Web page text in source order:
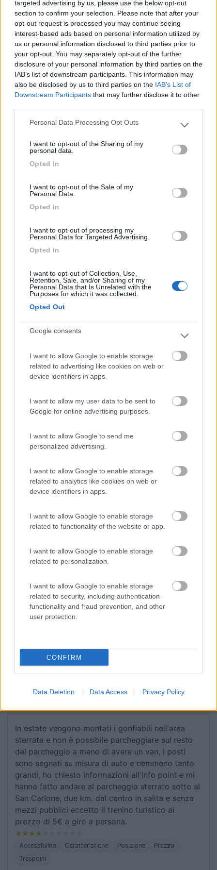
targeted advertising by us, please use the below opt-out
section to confirm your selection. Please note that after your
opt-out request is processed you may continue seeing
interest-based ads based on personal information utilized by
us or personal information disclosed to third parties prior to
your opt-out. You may separately opt-out of the further
disclosure of your personal information by third parties on the
IAB’s list of downstream participants. This information may
also be disclosed by us to third parties on the IAB’s List of
Downstream Participants that may further disclose it to other
Please note that this website/app uses one or more Google
not limited to your visit or usage behaviour. You may click to
use your data for below specified purposes in below Google
Personal Data Processing Opt Outs
I want to opt-out of the Sharing of my
personal data.
Opted In
I want to opt-out of the Sale of my
Personal Data.
Opted In
I want to opt-out of processing my
Personal Data for Targeted Advertising.
Opted In
I want to opt-out of Collection, Use,
Retention, Sale, and/or Sharing of my
Personal Data that Is Unrelated with the
Purposes for which it was collected.
Opted Out
Google consents
I want to allow Google to enable storage
related to advertising like cookies on web or
device identifiers in apps.
I want to allow my user data to be sent to
Google for online advertising purposes.
I want to allow Google to send me
personalized advertising.
I want to allow Google to enable storage
related to analytics like cookies on web or
device identifiers in apps.
I want to allow Google to enable storage
related to functionality of the website or app.
I want to allow Google to enable storage
related to personalization.
I want to allow Google to enable storage
related to security, including authentication
functionality and fraud prevention, and other
user protection.
CONFIRM
Data Deletion Data Access Privacy Policy
Caratteristiche Posizione
Cmolit 09/07/2018 15:22
Area occupata da giostrai con gonfiabili, ma senza
nessuna segnalazione da parte del Comune, molto
scorretto, inoltre sembra che abbiano acqua e
elettricità, quindi vuol due che è possibile fare di
più per questa area di sosta!
Topolino34
Ottima area sosta in riva al lago. Spaziosa e
comune così ricco non sia in grado di fare gli
inquinamento lago!
Yuri240816 16/04/2018 19:31
stazione ferroviaria, mancano carico e scarico
Posizione Prezzo Servizi Trasporti
Nell'area verde accanto al parcheggio è possibile
settimana anche questa zona si riempie di auto a
partire dalle 8 del mattino, quando il piazzale
praticamente libera.
Accessibilità Caratteristiche
Rhye 30/07/2017 0:00
Nell'Area Camper c'erano i gonfiabili (come già
descritto), avendo un camper puro non è stato un
parcheggio, ho visto diversi mansardati prendere
due posti auto senza problemi. La sera c'è un po'
di traffico per la vicinanza al lungolago. Assenza
quasi totale di ombra (se non nel lato più distante
In estate vengono montati i gonfiabili nell'area
sterrata e non è possibile parcheggiare sul resto
del parcheggio a meno di avere un van, i posti
sono segnati su misura di auto e nemmeno tanto
grandi, ho chiesto informazioni all'info point e mi
hanno fatto andare al parcheggio sterrato sotto al
San Carlone, due km. dal centro in salita e senza
mezzi pubblici eccetto il trenino turistico al
prezzo di 5€ a giro a persona.
Accessibilità Caratteristiche Posizione
Prezzo
Trasporti